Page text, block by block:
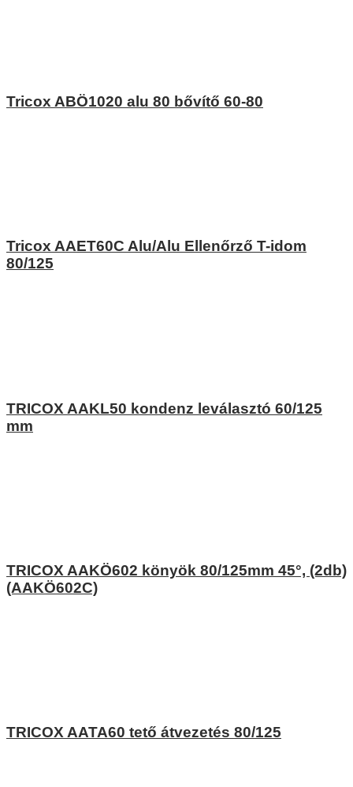
Tricox ABÖ1020 alu 80 bővítő 60-80
Tricox AAET60C Alu/Alu Ellenőrző T-idom
80/125
TRICOX AAKL50 kondenz leválasztó 60/125
mm
TRICOX AAKÖ602 könyök 80/125mm 45°, (2db)
(AAKÖ602C)
TRICOX AATA60 tető átvezetés 80/125